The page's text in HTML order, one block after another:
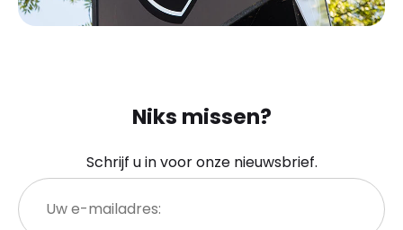
Niks missen?
Schrijf u in voor onze nieuwsbrief.
Uw
e-
mailadres: